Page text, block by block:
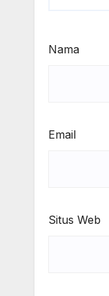
Nama
Email
Situs Web